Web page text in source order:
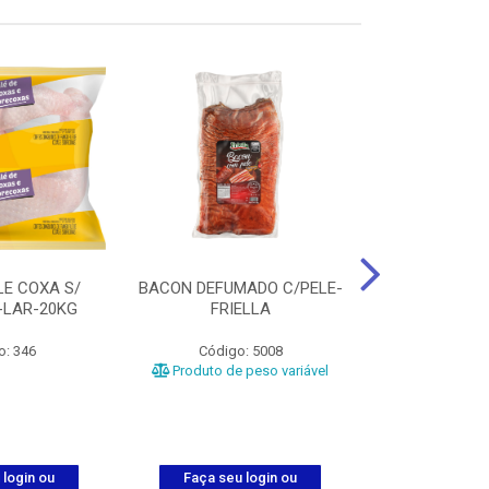
COXA S/
20KG
346
login ou
BACON DEFUMADO C/PELE-
FRIELLA
Código: 5008
Produto de peso variável
Faça seu login ou